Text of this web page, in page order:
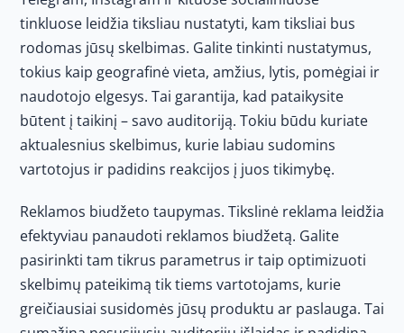
tinkluose leidžia tiksliau nustatyti, kam tiksliai bus
rodomas jūsų skelbimas. Galite tinkinti nustatymus,
tokius kaip geografinė vieta, amžius, lytis, pomėgiai ir
naudotojo elgesys. Tai garantija, kad pataikysite
būtent į taikinį – savo auditoriją. Tokiu būdu kuriate
aktualesnius skelbimus, kurie labiau sudomins
vartotojus ir padidins reakcijos į juos tikimybę.
Reklamos biudžeto taupymas. Tikslinė reklama leidžia
efektyviau panaudoti reklamos biudžetą. Galite
pasirinkti tam tikrus parametrus ir taip optimizuoti
skelbimų pateikimą tik tiems vartotojams, kurie
greičiausiai susidomės jūsų produktu ar paslauga. Tai